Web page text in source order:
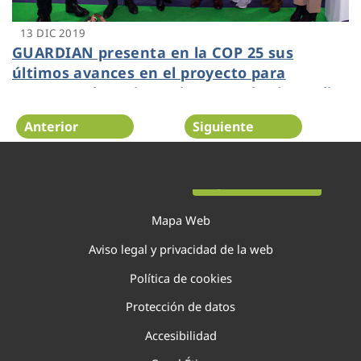
13 DIC 2019
GUARDIAN presenta en la COP 25 sus
últimos avances en el proyecto para
aumentar la resistencia contra los incendios
forestales
Anterior Siguiente
Mapa Web
Aviso legal y privacidad de la web
Política de cookies
Protección de datos
Accesibilidad